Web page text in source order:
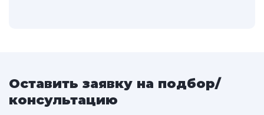
Оставить заявку на подбор/
консультацию